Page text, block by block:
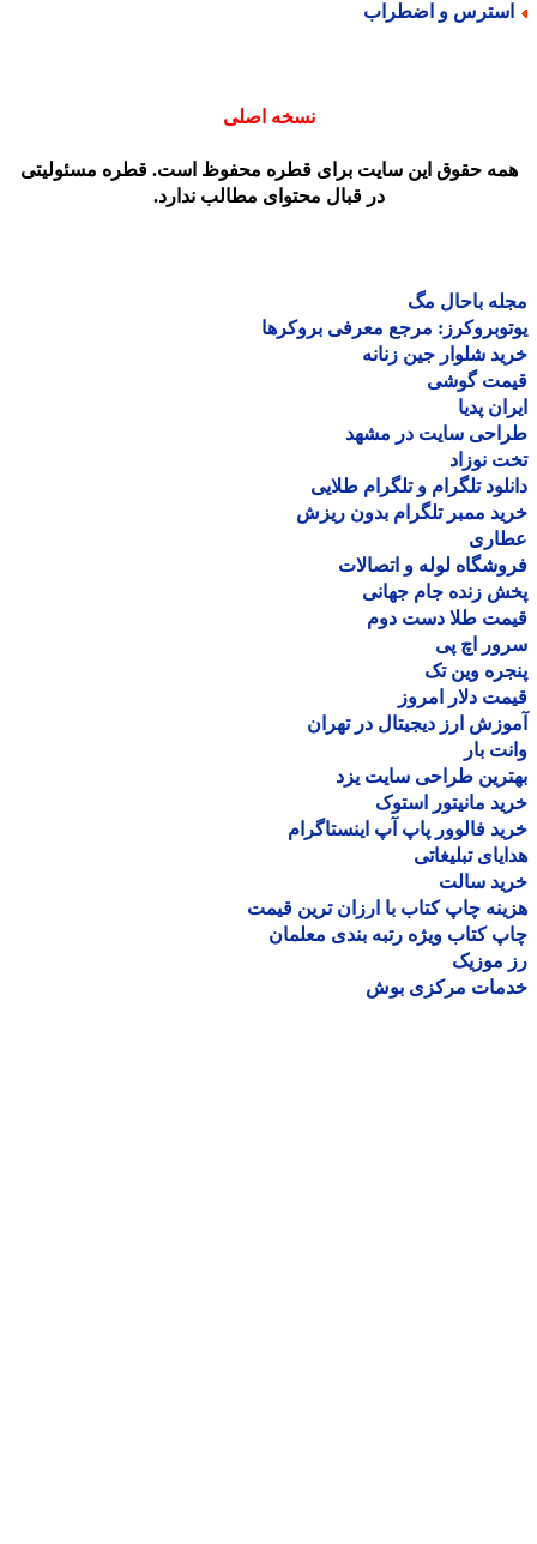
و اضطراب
نسخه اصلی
حقوق این سایت برای قطره محفوظ است. قطره مسئولیتی
در قبال محتوای مطالب ندارد.
باحال مگ
مرجع معرفی بروکرها
شلوار جین زنانه
گوشی
پدیا
سایت در مشهد
نوزاد
تلگرام و تلگرام طلایی
ممبر تلگرام بدون ریزش
لوله و اتصالات
زنده جام جهانی
طلا دست دوم
اچ پی
وین تک
دلار امروز
ارز دیجیتال در تهران
بار
طراحی سایت یزد
مانیتور استوک
فالوور پاپ آپ اینستاگرام
تبلیغاتی
سالت
چاپ کتاب با ارزان ترین قیمت
کتاب ویژه رتبه بندی معلمان
موزیک
مرکزی بوش